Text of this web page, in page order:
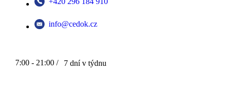
info@cedok.cz
7:00 - 21:00 / 7 dní v týdnu